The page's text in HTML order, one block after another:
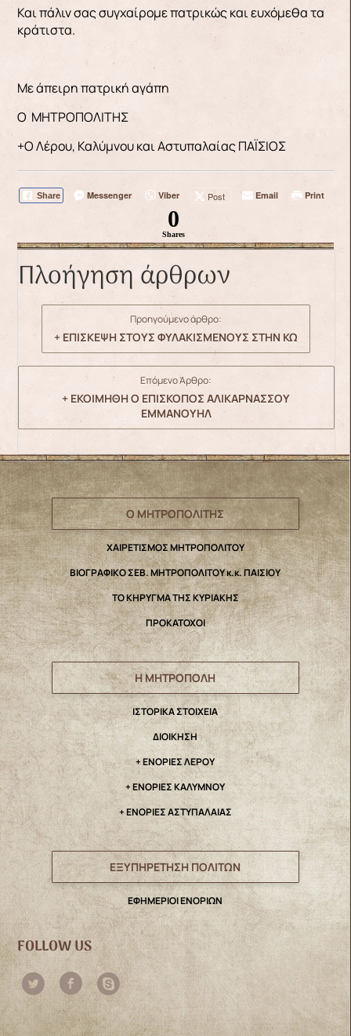
Και πάλιν σας συγχαίρομε πατρικώς και ευχόμεθα τα
κράτιστα.
Με άπειρη πατρική αγάπη
Ο ΜΗΤΡΟΠΟΛΙΤΗΣ
+Ο Λέρου, Καλύμνου και Αστυπαλαίας ΠΑΪΣΙΟΣ
Share Messenger Viber Post Email Print
0
Shares
Πλοήγηση άρθρων
Προηγούμενο άρθρο:
+ ΕΠΙΣΚΕΨΗ ΣΤΟΥΣ ΦΥΛΑΚΙΣΜΕΝΟΥΣ ΣΤΗΝ ΚΩ
Επόμενο Άρθρο:
+ ΕΚΟΙΜΗΘΗ Ο ΕΠΙΣΚΟΠΟΣ ΑΛΙΚΑΡΝΑΣΣΟΥ
ΕΜΜΑΝΟΥΗΛ
Ο ΜΗΤΡΟΠΟΛΙΤΗΣ
ΧΑΙΡΕΤΙΣΜΟΣ ΜΗΤΡΟΠΟΛΙΤΟΥ
ΒΙΟΓΡΑΦΙΚΟ ΣΕΒ. ΜΗΤΡΟΠΟΛΙΤΟΥ κ.κ. ΠΑΙΣΙΟΥ
ΤΟ ΚΗΡΥΓΜΑ ΤΗΣ ΚΥΡΙΑΚΗΣ
ΠΡΟΚΑΤΟΧΟΙ
Η ΜΗΤΡΟΠΟΛΗ
IΣΤΟΡΙΚΑ ΣΤΟΙΧΕΙΑ
ΔΙΟΙΚΗΣΗ
+ ΕΝΟΡΙΕΣ ΛΕΡΟΥ
+ ΕΝΟΡΙΕΣ ΚΑΛΥΜΝΟΥ
+ ΕΝΟΡΙΕΣ ΑΣΤΥΠΑΛΑΙΑΣ
ΕΞΥΠΗΡΕΤΗΣΗ ΠΟΛΙΤΩΝ
ΕΦΗΜΕΡΙΟΙ ΕΝΟΡΙΩΝ
FOLLOW US